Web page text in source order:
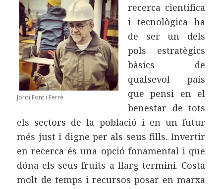
Jordi Font i Ferré
recerca científica
i tecnològica ha
de ser un dels
pols estratègics
bàsics de
qualsevol país
que pensi en el
benestar de tots
els sectors de la població i en un futur
més just i digne per als seus fills. Invertir
en recerca és una opció fonamental i que
dóna els seus fruits a llarg termini. Costa
molt de temps i recursos posar en marxa